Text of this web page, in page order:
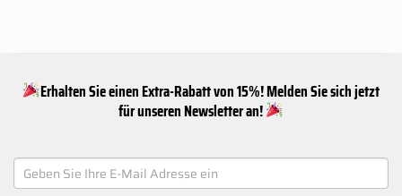
Erhalten Sie einen Extra-Rabatt von 15%! Melden Sie sich jetzt
für unseren Newsletter an!
NEWSLETTER
SIGNUP